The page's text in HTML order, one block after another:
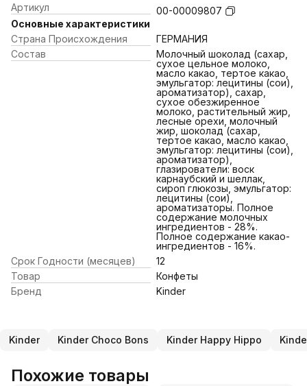
Артикул
00-00009807
Основные характеристики
Страна Происхождения
ГЕРМАНИЯ
Состав
Молочный шоколад (сахар,
сухое цельное молоко,
масло какао, тертое какао,
эмульгатор: лецитины (сои),
ароматизатор), сахар,
сухое обезжиренное
молоко, растительный жир,
лесные орехи, молочный
жир, шоколад (сахар,
тертое какао, масло какао,
эмульгатор: лецитины (сои),
ароматизатор),
глазирователи: воск
карнаубский и шеллак,
сироп глюкозы, эмульгатор:
лецитины (сои),
ароматизаторы. Полное
содержание молочных
ингредиентов - 28%.
Полное содержание какао-
ингредиентов - 16%.
Срок Годности (месяцев)
12
Товар
Конфеты
Бренд
Kinder
Kinder Kinder Choco Bons Kinder Happy Hippo
Похожие товары